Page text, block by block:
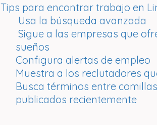
Tips para encontrar trabajo en
Usa la búsqueda avanzada
Sigue a las empresas que
sueños
Configura alertas de empleo
Muestra a los reclutadores
Busca términos entre
publicados recientemente